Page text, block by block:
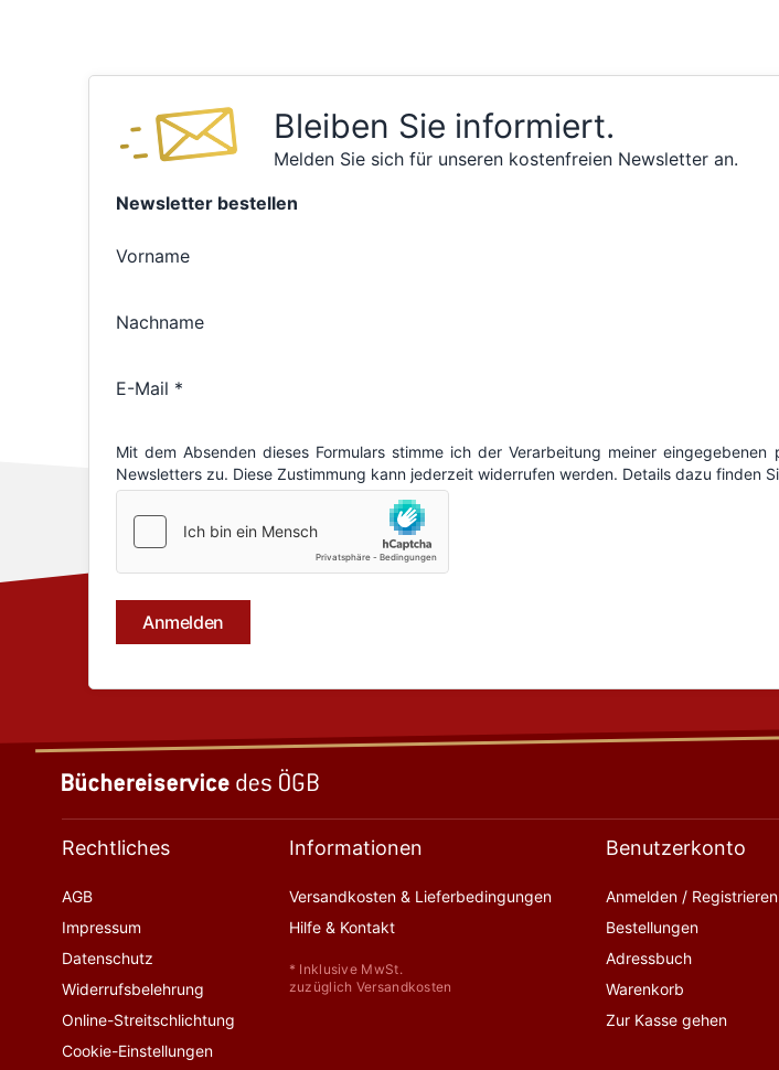
Bleiben Sie informiert.
Melden Sie sich für unseren kostenfreien Newsletter an.
Rechtliches
AGB
Impressum
Datenschutz
Widerrufsbelehrung
Online-Streitschlichtung
Cookie-Einstellungen
Informationen
Versandkosten & Lieferbedingungen
Hilfe & Kontakt
* Inklusive MwSt.
zuzüglich Versandkosten
Benutzerkonto
Anmelden / Registrieren
Bestellungen
Adressbuch
Warenkorb
Zur Kasse gehen